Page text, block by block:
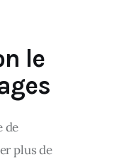
le
de
plus de